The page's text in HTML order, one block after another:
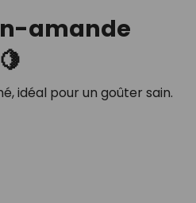
amande
idéal pour un goûter sain.